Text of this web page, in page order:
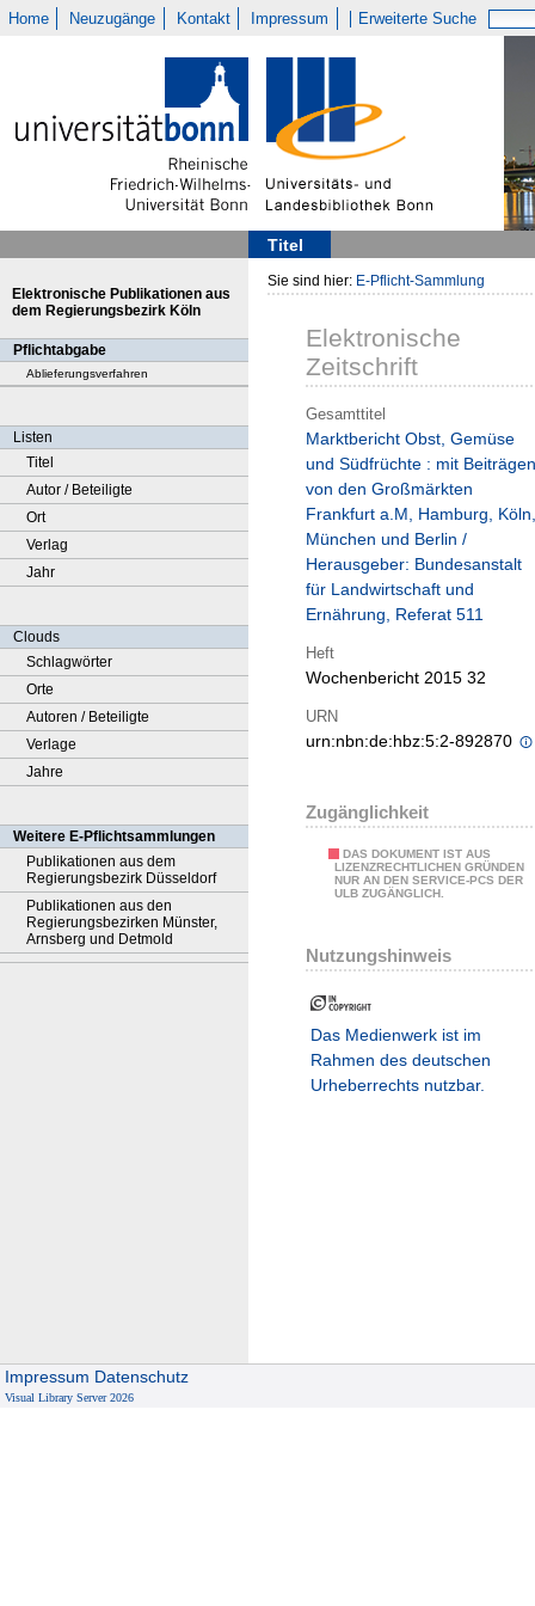
Home Neuzugänge Kontakt Impressum Erweiterte Suche
Titel
Elektronische Publikationen aus
dem Regierungsbezirk Köln
Pflichtabgabe
Ablieferungsverfahren
Listen
Titel
Autor / Beteiligte
Ort
Verlag
Jahr
Clouds
Schlagwörter
Orte
Autoren / Beteiligte
Verlage
Jahre
Weitere E-Pflichtsammlungen
Publikationen aus dem
Regierungsbezirk Düsseldorf
Publikationen aus den
Regierungsbezirken Münster,
Arnsberg und Detmold
Sie sind hier: E-Pflicht-Sammlung
Elektronische
Zeitschrift
Gesamttitel
Marktbericht Obst, Gemüse
und Südfrüchte : mit Beiträgen
von den Großmärkten
Frankfurt a.M, Hamburg, Köln,
München und Berlin /
Herausgeber: Bundesanstalt
für Landwirtschaft und
Ernährung, Referat 511
Heft
Wochenbericht 2015 32
URN
urn:nbn:de:hbz:5:2-892870
Zugänglichkeit
DAS DOKUMENT IST AUS
LIZENZRECHTLICHEN GRÜNDEN
NUR AN DEN SERVICE-PCS DER
ULB ZUGÄNGLICH.
Nutzungshinweis
Das Medienwerk ist im
Rahmen des deutschen
Urheberrechts nutzbar.
Impressum Datenschutz
Visual Library Server 2026